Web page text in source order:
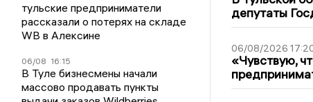
тульские предприниматели
рассказали о потерях на складе
WB в Алексине
06/08 16:15
В Туле бизнесмены начали
массово продавать пункты
депутаты
06/08/2026
«Чувствую,